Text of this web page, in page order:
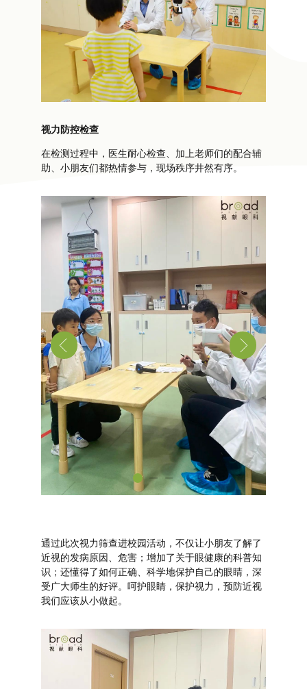
视力防控检查
在检测过程中，医生耐心检查、加上老师们的配合辅
助、小朋友们都热情参与，现场秩序井然有序。
通过此次视力筛查进校园活动，不仅让小朋友了解了
近视的发病原因、危害；增加了关于眼健康的科普知
识；还懂得了如何正确、科学地保护自己的眼睛，深
受广大师生的好评。呵护眼睛，保护视力，预防近视
我们应该从小做起。